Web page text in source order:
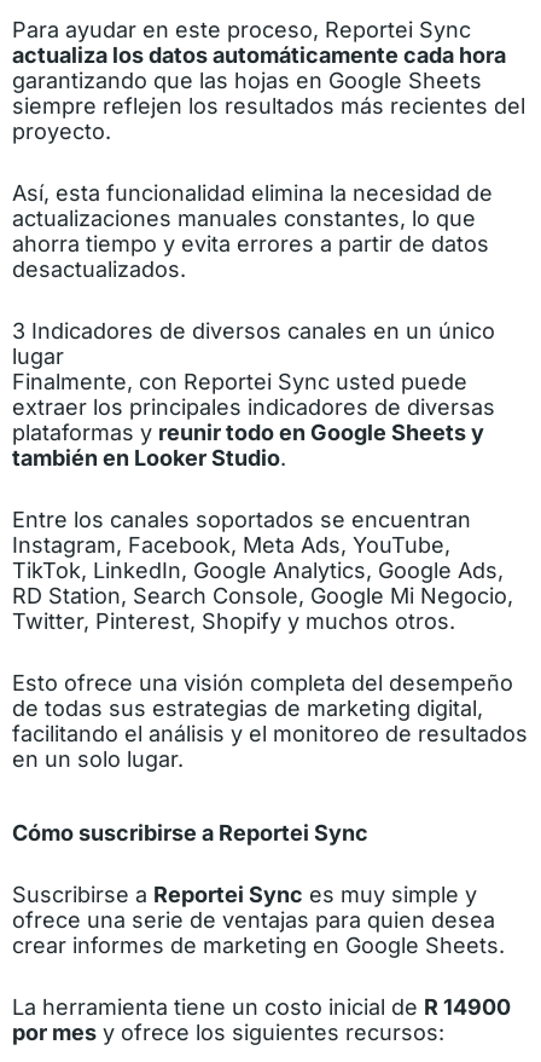
Para ayudar en este proceso, Reportei Sync
actualiza los datos automáticamente cada hora
garantizando que las hojas en Google Sheets
siempre reflejen los resultados más recientes del
proyecto.
Así, esta funcionalidad elimina la necesidad de
actualizaciones manuales constantes, lo que
ahorra tiempo y evita errores a partir de datos
desactualizados.
3 Indicadores de diversos canales en un único
lugar
Finalmente, con Reportei Sync usted puede
extraer los principales indicadores de diversas
plataformas y reunir todo en Google Sheets y
también en Looker Studio.
Entre los canales soportados se encuentran
Instagram, Facebook, Meta Ads, YouTube,
TikTok, LinkedIn, Google Analytics, Google Ads,
RD Station, Search Console, Google Mi Negocio,
Twitter, Pinterest, Shopify y muchos otros.
Esto ofrece una visión completa del desempeño
de todas sus estrategias de marketing digital,
facilitando el análisis y el monitoreo de resultados
en un solo lugar.
Cómo suscribirse a Reportei Sync
Suscribirse a Reportei Sync es muy simple y
ofrece una serie de ventajas para quien desea
crear informes de marketing en Google Sheets.
La herramienta tiene un costo inicial de R 14900
por mes y ofrece los siguientes recursos: